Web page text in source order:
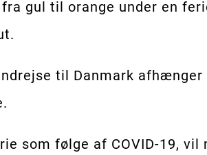
gul til orange under en
til Danmark
som følge af COVID-19,